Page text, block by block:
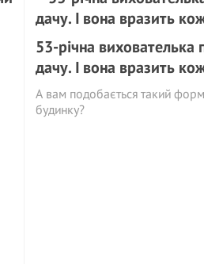
53-річна вихователька
дачу. І вона вразить
А вам подобається такий
будинку?